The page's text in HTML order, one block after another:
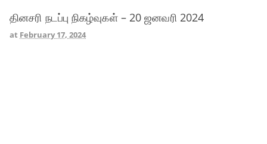
தினசரி நடப்பு நிகழ்வுகள் – 20 ஜனவரி 2024
at February 17, 2024